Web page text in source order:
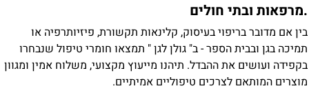
ובתי חולים
אם מדובר בריפוי בעיסוק, קלינאות תקשורת, פיזיותרפיה או
בגן ובבית הספר - ב" גולן לגן " תמצאו חומרי טיפול שנבחרו
ועושים את ההבדל. תיהנו מייעוץ מקצועי, משלוח אמין ומגוון
המותאם לצרכים טיפוליים אמיתיים.